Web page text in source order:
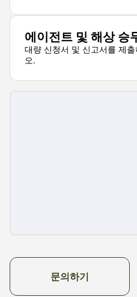
에이전트 및 해상 승
대량 신청서 및 신고서를 제
오.
문의하기